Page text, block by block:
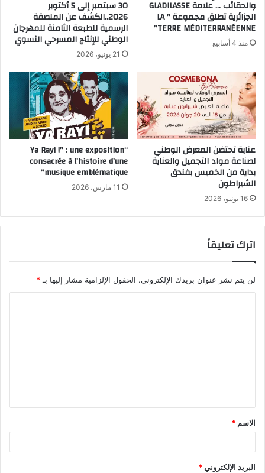
والحقائب … علامة GLADILASSE
الجزائرية تطلق مجموعة ” LA
TERRE MÉDITERRANÉENNE”
منذ 4 أسابيع
30 سبتمبر إلى 5 أكتوبر
2026..الكشف عن الملصقة
الرسمية للطبعة الثامنة للمهرجان
الوطني للإنتاج المسرحي النسوي
21 يونيو، 2026
عنابة تحتضن المعرض الوطني
لصناعة مواد التجميل والعناية
بداية من الخميس بفندق
الشيراطون
16 يونيو، 2026
“Ya Rayi !” : une exposition
consacrée à l’histoire d’une
musique emblématique”
11 مارس، 2026
اترك تعليقاً
لن يتم نشر عنوان بريدك الإلكتروني. الحقول الإلزامية مشار إليها بـ *
ق
*
الاسم *
البريد الإلكتروني*